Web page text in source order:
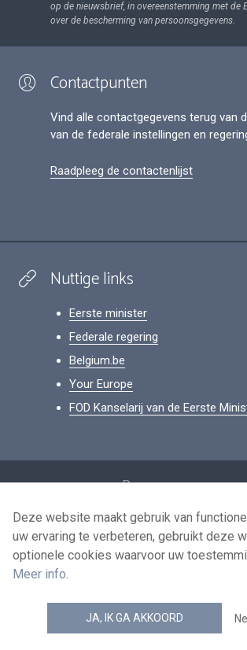
op de nieuwsbrief, in overeenstemming met de
over de bescherming van persoonsgegevens.
Contactpunten
Vind alle contactgegevens terug van
van de federale instellingen en
Raadpleeg de contactenlijst
Nuttige links
Eerste minister
Federale regering
Belgium.be
Your Europe
FOD Kanselarij van de Eerste
Persoonsgegevens
Voorwaarden voor het
Contacteer ons
news.belgium RSS feed
© 2026 - news.belgium.be
Deze website maakt gebruik van
uw ervaring te verbeteren, gebruikt deze
optionele cookies waarvoor uw
Meer info.
JA, IK GA AKKOORD